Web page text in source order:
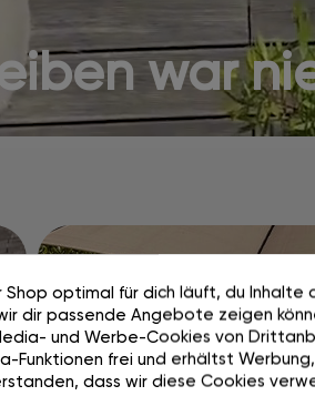
war
Aufbauen.
Abdecken.
einfach.
Shop optimal für dich läuft, du Inhalte
dir passende Angebote zeigen
und Werbe-Cookies von
Funktionen frei und erhältst
dass wir diese Cookies